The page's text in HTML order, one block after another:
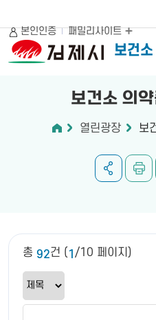
보건소
본인인증 패밀리사이트
보건소 의
열린광장 보
총 92건 ( 1 /10 페이지)